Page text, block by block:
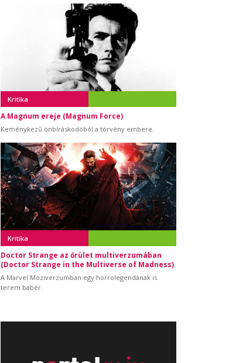
Kritika
A Magnum ereje (Magnum Force)
Keménykezű önbíráskodóból a törvény embere.
Kritika
Doctor Strange az őrület multiverzumában
(Doctor Strange in the Multiverse of Madness)
A Marvel Moziverzumban egy horrolegendának is
terem babér.